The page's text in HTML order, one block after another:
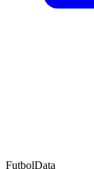
FutbolData